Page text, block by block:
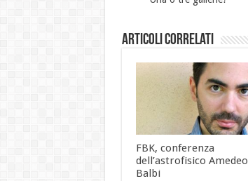
Articoli correlati
FBK, conferenza
dell’astrofisico Amedeo
Balbi